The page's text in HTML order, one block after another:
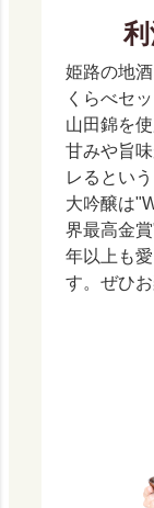
姫路の地
くらべセ
山田錦を
甘みや旨
レるとい
大吟醸は
界最高金
年以上も
す。ぜひ